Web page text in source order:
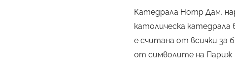
Катедрала Нотр Дам,
католическа катедрала
е считана от всички за
от символите на Париж